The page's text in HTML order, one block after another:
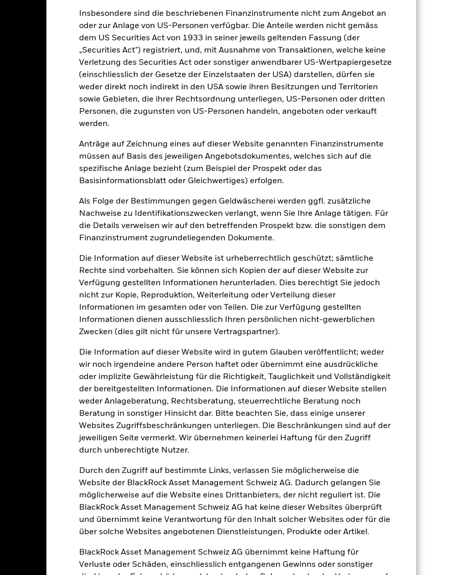
Insbesondere sind die beschriebenen Finanzinstrumente nicht zum Angebot an
oder zur Anlage von US-Personen verfügbar. Die Anteile werden nicht gemäss
dem US Securities Act von 1933 in seiner jeweils geltenden Fassung (der
„Securities Act") registriert, und, mit Ausnahme von Transaktionen, welche keine
Verletzung des Securities Act oder sonstiger anwendbarer US-Wertpapiergesetze
(einschliesslich der Gesetze der Einzelstaaten der USA) darstellen, dürfen sie
weder direkt noch indirekt in den USA sowie ihren Besitzungen und Territorien
sowie Gebieten, die ihrer Rechtsordnung unterliegen, US-Personen oder dritten
Personen, die zugunsten von US-Personen handeln, angeboten oder verkauft
werden.
Anträge auf Zeichnung eines auf dieser Website genannten Finanzinstrumente
müssen auf Basis des jeweiligen Angebotsdokumentes, welches sich auf die
spezifische Anlage bezieht (zum Beispiel der Prospekt oder das
Basisinformationsblatt oder Gleichwertiges) erfolgen.
Als Folge der Bestimmungen gegen Geldwäscherei werden ggfl. zusätzliche
Nachweise zu Identifikationszwecken verlangt, wenn Sie Ihre Anlage tätigen. Für
die Details verweisen wir auf den betreffenden Prospekt bzw. die sonstigen dem
Finanzinstrument zugrundeliegenden Dokumente.
Die Information auf dieser Website ist urheberrechtlich geschützt; sämtliche
Rechte sind vorbehalten. Sie können sich Kopien der auf dieser Website zur
Verfügung gestellten Informationen herunterladen. Dies berechtigt Sie jedoch
nicht zur Kopie, Reproduktion, Weiterleitung oder Verteilung dieser
Informationen im gesamten oder von Teilen. Die zur Verfügung gestellten
Informationen dienen ausschliesslich Ihren persönlichen nicht-gewerblichen
Zwecken (dies gilt nicht für unsere Vertragspartner).
Die Information auf dieser Website wird in gutem Glauben veröffentlicht; weder
wir noch irgendeine andere Person haftet oder übernimmt eine ausdrückliche
oder implizite Gewährleistung für die Richtigkeit, Tauglichkeit und Vollständigkeit
der bereitgestellten Informationen. Die Informationen auf dieser Website stellen
weder Anlageberatung, Rechtsberatung, steuerrechtliche Beratung noch
Beratung in sonstiger Hinsicht dar. Bitte beachten Sie, dass einige unserer
Websites Zugriffsbeschränkungen unterliegen. Die Beschränkungen sind auf der
jeweiligen Seite vermerkt. Wir übernehmen keinerlei Haftung für den Zugriff
durch unberechtigte Nutzer.
Durch den Zugriff auf bestimmte Links, verlassen Sie möglicherweise die
Website der BlackRock Asset Management Schweiz AG. Dadurch gelangen Sie
möglicherweise auf die Website eines Drittanbieters, der nicht reguliert ist. Die
BlackRock Asset Management Schweiz AG hat keine dieser Websites überprüft
und übernimmt keine Verantwortung für den Inhalt solcher Websites oder für die
über solche Websites angebotenen Dienstleistungen, Produkte oder Artikel.
BlackRock Asset Management Schweiz AG übernimmt keine Haftung für
Verluste oder Schäden, einschliesslich entgangenen Gewinns oder sonstiger
-
USD 1’000.00
Luxemburg
BlackRock (Luxembourg) S.A.
Transaktionsdatum +3 Tage
BSGEHID
Rechtsform UCITS
Morningstar-Kategorie Global Equity Income
Transaktionshäufigkeit
täglich, berechnet auf Basis von
Terminpreisen
BVR0ST4
335
-
3.20
12 Monate nachlaufende
Dividendenausschüttungsrendite
Per 31.Juli2026
Per 30.Juni2026
Risikoindikator
4
Hohes Risiko
Hohe Rendite
Ratings
Medalist Rating
hat den Investmentfond mit einer
bewertet. (Gültig ab 08.Juni2026)
Per 08.Juni2026
100.00
Datenabdeckung %
Per 08.Juni2026